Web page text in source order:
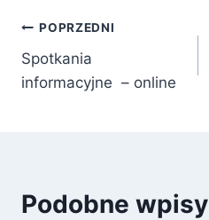
Nawigacja
wpisu
POPRZEDNI
Spotkania
informacyjne – online
Podobne wpisy